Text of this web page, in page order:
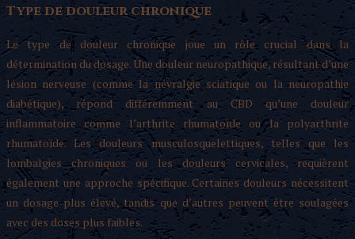
Type de douleur chronique
Le type de douleur chronique joue un rôle crucial dans la
détermination du dosage. Une douleur neuropathique, résultant d’une
lésion nerveuse (comme la névralgie sciatique ou la neuropathie
diabétique), répond différemment au CBD qu’une douleur
inflammatoire comme l’arthrite rhumatoïde ou la polyarthrite
rhumatoïde. Les douleurs musculosquelettiques, telles que les
lombalgies chroniques ou les douleurs cervicales, requièrent
également une approche spécifique. Certaines douleurs nécessitent
un dosage plus élevé, tandis que d’autres peuvent être soulagées
avec des doses plus faibles.